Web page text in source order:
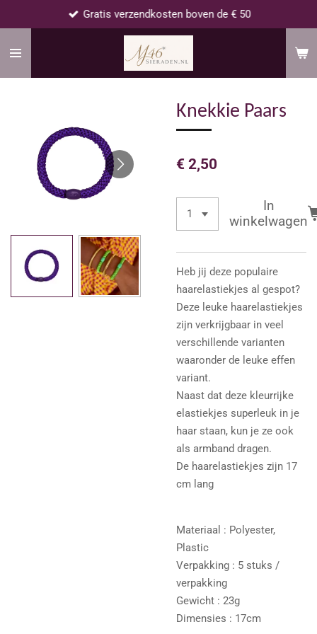
naar
Gratis verzendkosten boven de € 50
Knekkie Paars
€ 2,50
In
winkelwagen
Heb jij deze populaire
haarelastiekjes al gespot?
Deze leuke haarelastiekjes
zijn verkrijgbaar in veel
verschillende varianten
waaronder de leuke effen
variant.
Naast dat deze kleurrijke
elastiekjes superleuk in je
haar staan, kun je ze ook
als armband dragen.
De haarelastiekjes zijn 17
cm lang
Materiaal : Polyester,
Plastic
Verpakking : 5 stuks /
verpakking
Gewicht : 23g
Dimensies : 17cm